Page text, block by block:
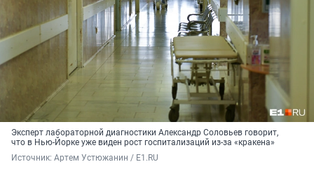
Эксперт лабораторной диагностики Александр Соловьев говорит,
что в Нью-Йорке уже виден рост госпитализаций из-за «кракена»
Источник: Артем Устюжанин / E1.RU